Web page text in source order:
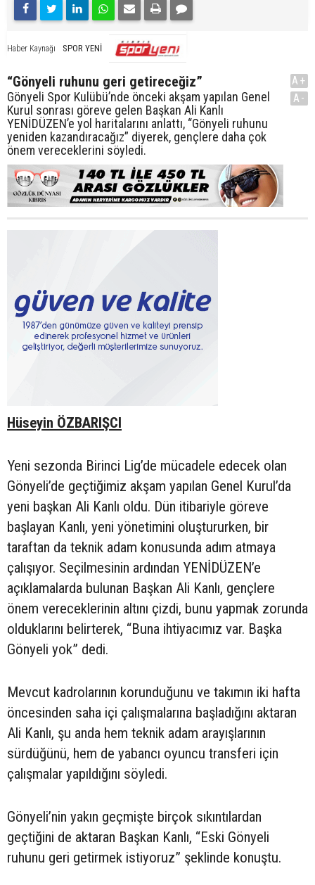
Haber Kaynağı SPOR YENİ
“Gönyeli ruhunu geri getireceğiz”
Gönyeli Spor Kulübü’nde önceki akşam yapılan Genel
Kurul sonrası göreve gelen Başkan Ali Kanlı
YENİDÜZEN’e yol haritalarını anlattı, “Gönyeli ruhunu
yeniden kazandıracağız” diyerek, gençlere daha çok
önem vereceklerini söyledi.
A+
A-
Hüseyin ÖZBARIŞCI
Yeni sezonda Birinci Lig’de mücadele edecek olan
Gönyeli’de geçtiğimiz akşam yapılan Genel Kurul’da
yeni başkan Ali Kanlı oldu. Dün itibariyle göreve
başlayan Kanlı, yeni yönetimini oluştururken, bir
taraftan da teknik adam konusunda adım atmaya
çalışıyor. Seçilmesinin ardından YENİDÜZEN’e
açıklamalarda bulunan Başkan Ali Kanlı, gençlere
önem vereceklerinin altını çizdi, bunu yapmak zorunda
olduklarını belirterek, “Buna ihtiyacımız var. Başka
Gönyeli yok” dedi.
Mevcut kadrolarının korunduğunu ve takımın iki hafta
öncesinden saha içi çalışmalarına başladığını aktaran
Ali Kanlı, şu anda hem teknik adam arayışlarının
sürdüğünü, hem de yabancı oyuncu transferi için
çalışmalar yapıldığını söyledi.
Gönyeli’nin yakın geçmişte birçok sıkıntılardan
geçtiğini de aktaran Başkan Kanlı, “Eski Gönyeli
ruhunu geri getirmek istiyoruz” şeklinde konuştu.